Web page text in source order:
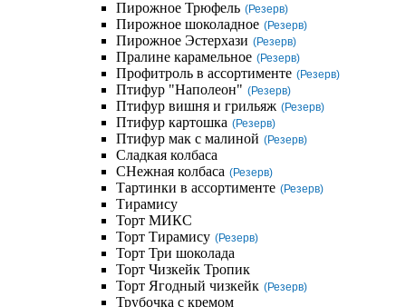
Пирожное Трюфель (Резерв)
Пирожное шоколадное (Резерв)
Пирожное Эстерхази (Резерв)
Пралине карамельное (Резерв)
Профитроль в ассортименте (Резерв)
Птифур "Наполеон" (Резерв)
Птифур вишня и грильяж (Резерв)
Птифур картошка (Резерв)
Птифур мак с малиной (Резерв)
Сладкая колбаса
СНежная колбаса (Резерв)
Тартинки в ассортименте (Резерв)
Тирамису
Торт МИКС
Торт Тирамису (Резерв)
Торт Три шоколада
Торт Чизкейк Тропик
Торт Ягодный чизкейк (Резерв)
Трубочка с кремом